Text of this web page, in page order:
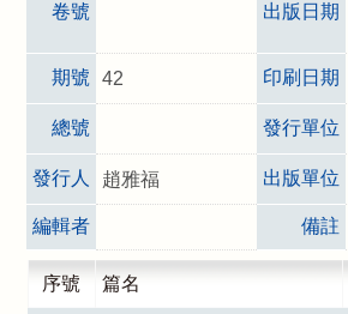
卷號 出版日期
期號 42 印刷日期
總號 發行單位
發行人 趙雅福 出版單位
編輯者 備註
序號 篇名